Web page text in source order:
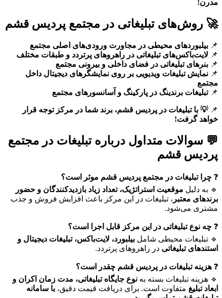
مدرن!
🚀 روش‌های تبلیغاتی در مجتمع پردیس قشم
📌 بیلبوردهای محیطی در مجاورت ورودی‌های اصلی مجتمع
📌 لایت‌باکس‌های تبلیغاتی در راهروهای پرتردد و طبقات مختلف
📌 بنرهای تبلیغاتی در فضای داخلی و بیرونی مجتمع
📌 نمایش تبلیغات ویدیویی بر روی نمایشگرهای دیجیتال داخل
مجتمع
📌تبلیغات برندینگ در پارکینگ و آسانسورهای مجتمع
📌💡 با تبلیغات در پردیس قشم، برند شما در مرکز توجه قرار
خواهد گرفت!
💬 سوالات متداول درباره تبلیغات در مجتمع
پردیس قشم
❓ چرا تبلیغات در مجتمع پردیس قشم موثر است؟
🔹 به دلیل موقعیت استراتژیک، تعداد زیاد بازدیدکنندگان و حضور
برندهای معتبر ، تبلیغات در این مرکز باعث افزایش فروش و جذب
مشتری می‌شود.
❓ چه نوع تبلیغاتی در این مرکز قابل اجرا است؟
🔹 تبلیغات محیطی شامل بیلبورد، لایت‌باکس، تبلیغات دیجیتال و
استندهای تبلیغاتی در راهروهای پرتردد.
❓ هزینه تبلیغات در پردیس قشم چقدر است؟
🔹 هزینه تبلیغات بسته به نوع جایگاه تبلیغاتی، مدت زمان اکران و
ابعاد تبلیغ متفاوت است. برای دریافت قیمت دقیق، با سامانه